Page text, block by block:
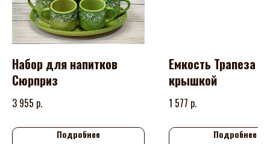
Набор для напитков
Сюрприз
3 955 р.
Подробнее
Емкость Трапеза
крышкой
1 577 р.
Подробнее